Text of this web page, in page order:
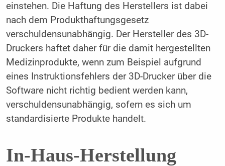
einstehen. Die Haftung des Herstellers ist dabei
nach dem Produkthaftungsgesetz
verschuldensunabhängig. Der Hersteller des 3D-
Druckers haftet daher für die damit hergestellten
Medizinprodukte, wenn zum Beispiel aufgrund
eines Instruktionsfehlers der 3D-Drucker über die
Software nicht richtig bedient werden kann,
verschuldensunabhängig, sofern es sich um
standardisierte Produkte handelt.
In-Haus-Herstellung